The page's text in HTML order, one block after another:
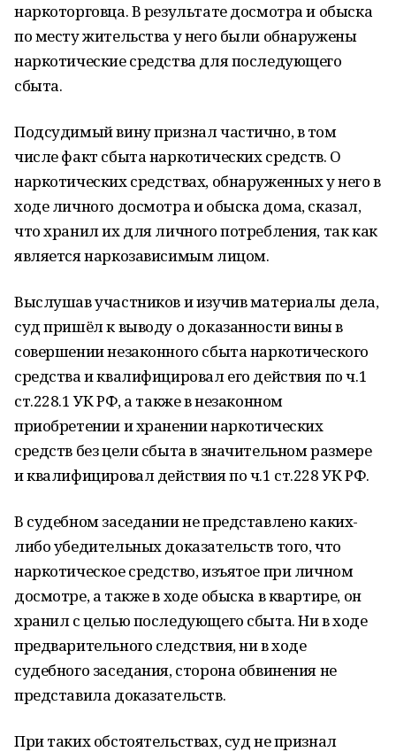
наркоторговца. В результате досмотра и обыска
по месту жительства у него были обнаружены
наркотические средства для последующего
сбыта.
Подсудимый вину признал частично, в том
числе факт сбыта наркотических средств. О
наркотических средствах, обнаруженных у него в
ходе личного досмотра и обыска дома, сказал,
что хранил их для личного потребления, так как
является наркозависимым лицом.
Выслушав участников и изучив материалы дела,
суд пришёл к выводу о доказанности вины в
совершении незаконного сбыта наркотического
средства и квалифицировал его действия по ч.1
ст.228.1 УК РФ, а также в незаконном
приобретении и хранении наркотических
средств без цели сбыта в значительном размере
и квалифицировал действия по ч.1 ст.228 УК РФ.
В судебном заседании не представлено каких-
либо убедительных доказательств того, что
наркотическое средство, изъятое при личном
досмотре, а также в ходе обыска в квартире, он
хранил с целью последующего сбыта. Ни в ходе
предварительного следствия, ни в ходе
судебного заседания, сторона обвинения не
представила доказательств.
При таких обстоятельствах, суд не признал